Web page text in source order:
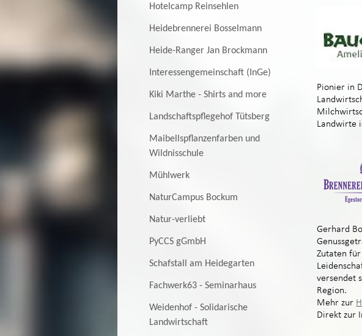
Hotelcamp Reinsehlen
Heidebrennerei Bosselmann
Heide-Ranger Jan Brockmann
Interessengemeinschaft (InGe)
Kiki Marthe - Shirts and more
Landschaftspflegehof Tütsberg
Maibellspflanzenfarben und
Wildnisschule
Mühlwerk
NaturCampus Bockum
Natur-verliebt
PyCCS gGmbH
Schafstall am Heidegarten
Fachwerk63 - Seminarhaus
Weidenhof - Solidarische
Landwirtschaft
Pionier in
Landwirte
Gerhard
Zutaten
versendet
Region.
Mehr zur
Direkt zur